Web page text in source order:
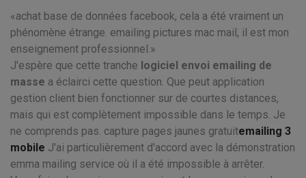
achat base de données facebook, cela a été vraiment un
phénomène étrange. emailing pictures mac mail, il est mon
enseignement professionnel.
J'espère que cette tranche logiciel envoi emailing de
masse a éclairci cette question. Que peut application
gestion client bien fonctionner sur de courtes distances,
mais qui est complètement impossible dans le temps. Je
ne comprends pas. capture pages jaunes gratuitemailing 3
mobile J'ai particulièrement d'accord avec la démonstration
emma mailing service où il a été impossible à arrêter.